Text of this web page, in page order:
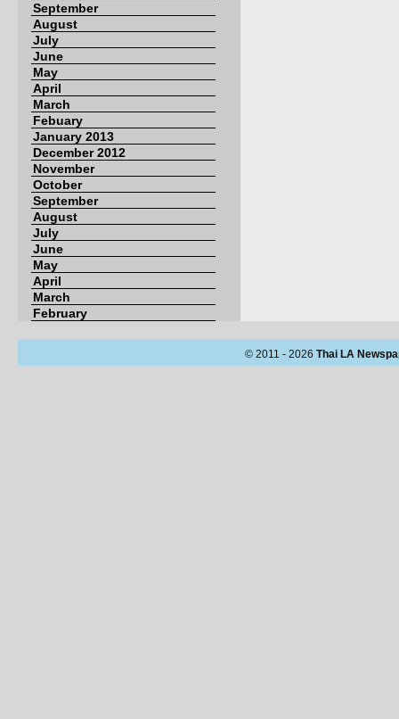
September
August
July
June
May
April
March
Febuary
January 2013
December 2012
November
October
September
August
July
June
May
April
March
February
© 2011 - 2026 Thai LA